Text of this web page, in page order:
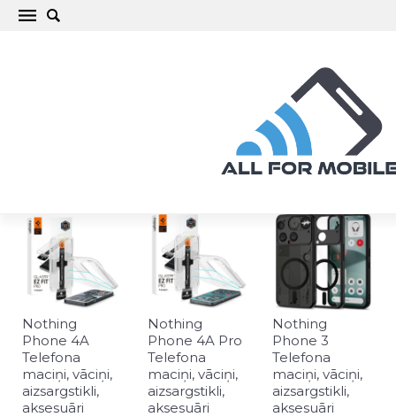
Nothing Telefona maciņi, vāciņi, aizsargstikli,
Nothing
Phone 4A
Telefona
maciņi, vāciņi,
aizsargstikli,
aksesuāri
Nothing
Phone 4A Pro
Telefona
maciņi, vāciņi,
aizsargstikli,
aksesuāri
Nothing
Phone 3
Telefona
maciņi, vāciņi,
aizsargstikli,
aksesuāri